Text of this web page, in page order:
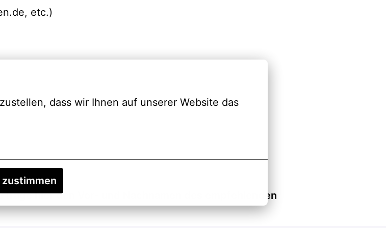
dass wir Ihnen auf unserer Website das
zustimmen
etc.)
hier den Vor- und Nachnamen des empfehlenden